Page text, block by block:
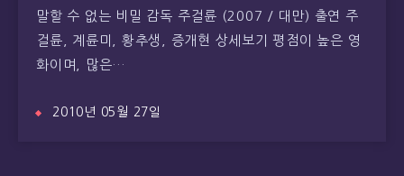
말할 수 없는 비밀 감독 주걸륜 (2007 / 대만) 출연 주
걸륜, 계륜미, 황추생, 증개현 상세보기 평점이 높은 영
화이며, 많은…
2010년 05월 27일